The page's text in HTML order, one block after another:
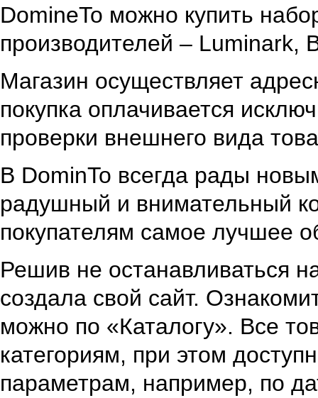
DomineTo можно купить
производителей – Luminark,
Магазин осуществляет
покупка оплачивается
проверки внешнего вида
В DominTo всегда рады
радушный и внимательный
покупателям самое лучшее
Решив не останавливаться
создала свой сайт.
можно по «Каталогу». Все
категориям, при этом
параметрам, например, по